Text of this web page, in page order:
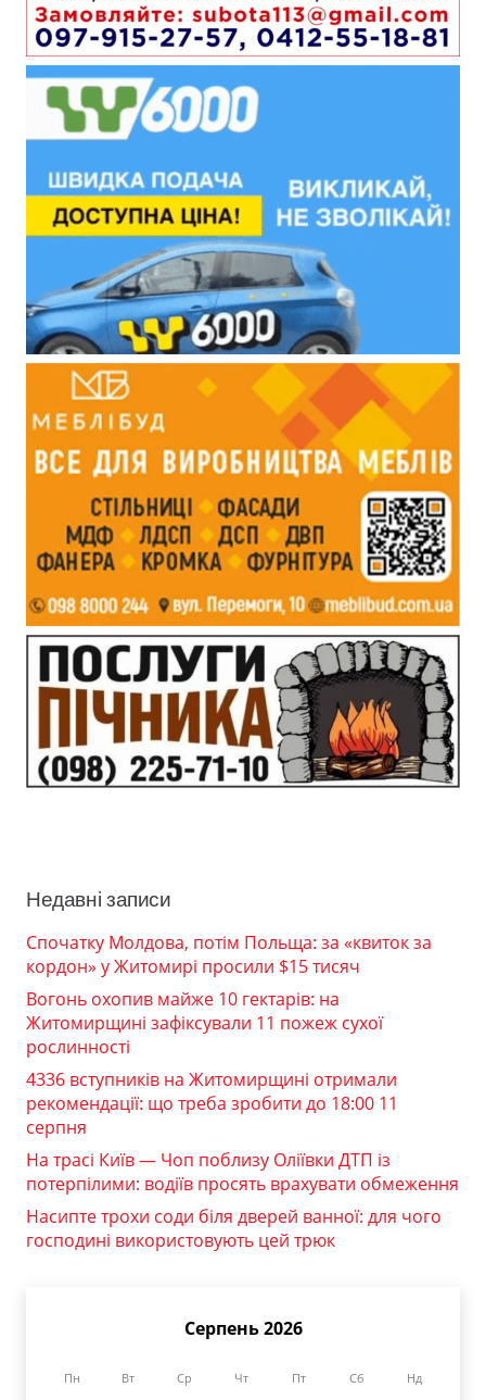
Недавні записи
Спочатку Молдова, потім Польща: за «квиток за
кордон» у Житомирі просили $15 тисяч
Вогонь охопив майже 10 гектарів: на
Житомирщині зафіксували 11 пожеж сухої
рослинності
4336 вступників на Житомирщині отримали
рекомендації: що треба зробити до 18:00 11
серпня
На трасі Київ — Чоп поблизу Оліївки ДТП із
потерпілими: водіїв просять врахувати обмеження
Насипте трохи соди біля дверей ванної: для чого
господині використовують цей трюк
Серпень 2026
Пн Вт Ср Чт Пт Сб Нд